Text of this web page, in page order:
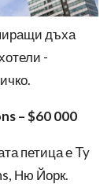
дъха
-
– $60 000
петица е Ty
Ню Йорк.